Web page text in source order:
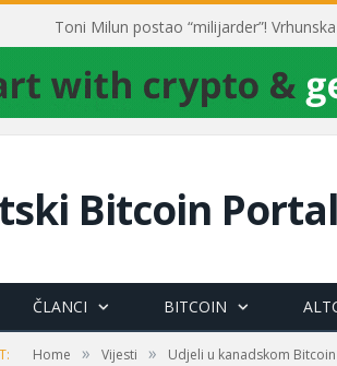
Bitcoin Portal
ČLANCI BITCOIN
Home » Vijesti » Udjeli u kanadskom